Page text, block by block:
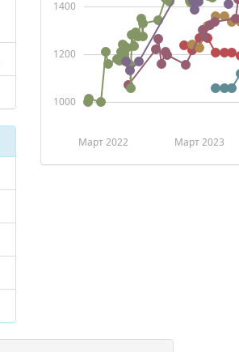
Март 2022 Март 2023
1000
1200
1400